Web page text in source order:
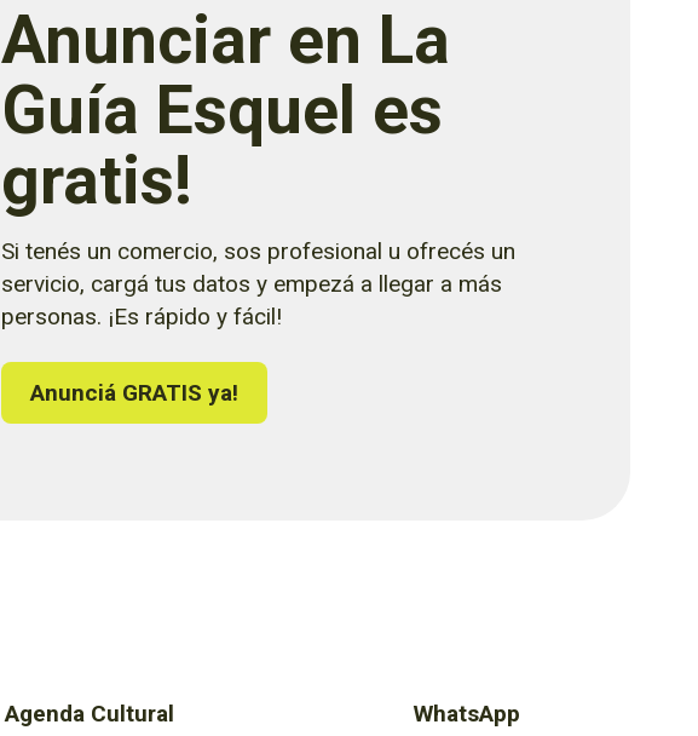
Anunciar en La
Guía Esquel es
gratis!
Si tenés un comercio, sos profesional u ofrecés un
servicio, cargá tus datos y empezá a llegar a más
personas. ¡Es rápido y fácil!
Anunciá GRATIS ya!
Agenda Cultural WhatsApp